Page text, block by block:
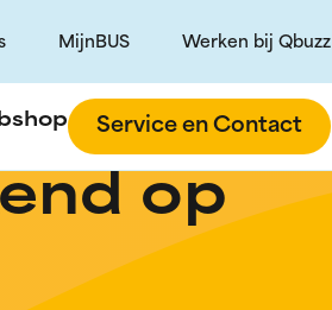
MijnBUS Werken bij Qbuzz
Service en Contact
op